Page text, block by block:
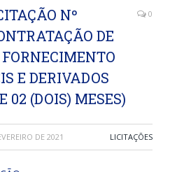
Nº
DE
E DERIVADOS
02 (DOIS) MESES)
0
DE 2021 LICITAÇÕES